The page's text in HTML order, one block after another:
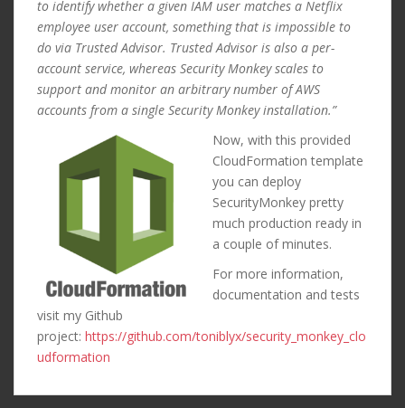
to identify whether a given IAM user matches a Netflix
employee user account, something that is impossible to
do via Trusted Advisor. Trusted Advisor is also a per-
account service, whereas Security Monkey scales to
support and monitor an arbitrary number of AWS
accounts from a single Security Monkey installation.”
Now, with this provided
CloudFormation template
you can deploy
SecurityMonkey pretty
much production ready in
a couple of minutes.
For more information,
documentation and tests
visit my Github
project: https://github.com/toniblyx/security_monkey_clo
udformation